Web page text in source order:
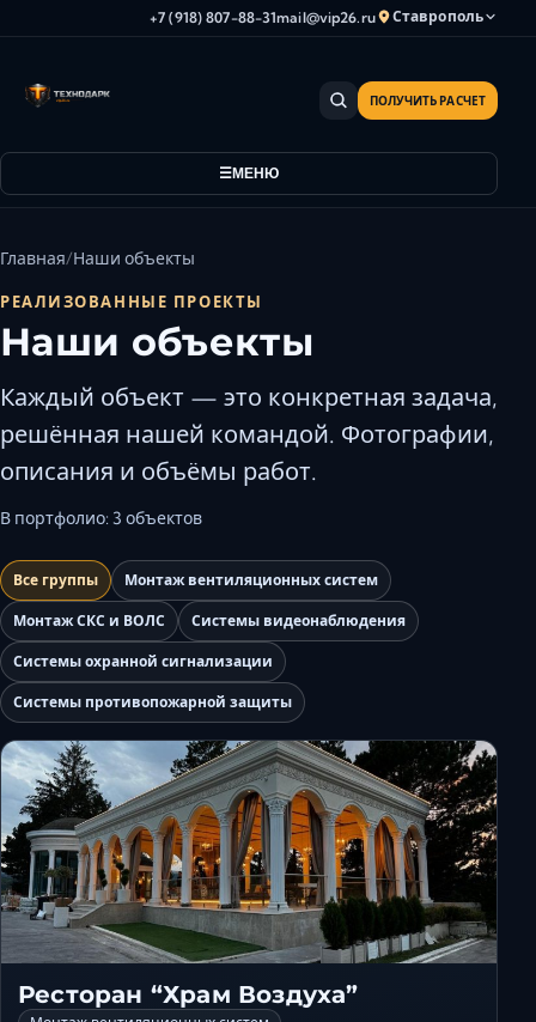
+7 (918) 807-88-31mail@vip26.ru Ставрополь
Анапа
Евпатория
Краснодар
Минеральные Воды
Назрань
Нальчик
Новороссийск
Пятигорск
Ростов-на-Дону
МЕНЮ
ПОЛУЧИТЬ РАСЧЕТ
Главная Наши объекты
РЕАЛИЗОВАННЫЕ ПРОЕКТЫ
Наши объекты
Каждый объект — это конкретная задача,
решённая нашей командой. Фотографии,
описания и объёмы работ.
В портфолио: 3 объектов
Все группы Монтаж вентиляционных систем
Монтаж СКС и ВОЛС Системы видеонаблюдения
Системы охранной сигнализации
Системы противопожарной защиты
Ресторан “Храм Воздуха”